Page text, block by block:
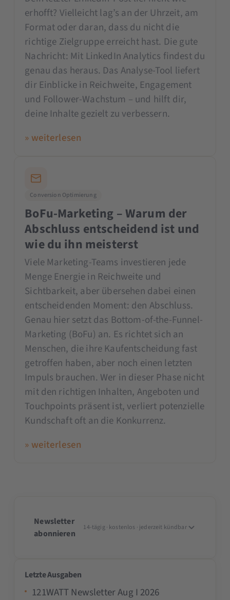
erhofft? Vielleicht lag’s an der Uhrzeit, am
Format oder daran, dass du nicht die
richtige Zielgruppe erreicht hast. Die gute
Nachricht: Mit LinkedIn Analytics findest du
genau das heraus. Das Analyse-Tool liefert
dir Einblicke in Reichweite, Engagement
und Follower-Wachstum – und hilft dir,
deine Inhalte gezielt zu verbessern.
» weiterlesen
Conversion Optimierung
BoFu-Marketing – Warum der
Abschluss entscheidend ist und
wie du ihn meisterst
Viele Marketing-Teams investieren jede
Menge Energie in Reichweite und
Sichtbarkeit, aber übersehen dabei einen
entscheidenden Moment: den Abschluss.
Genau hier setzt das Bottom-of-the-Funnel-
Marketing (BoFu) an. Es richtet sich an
Menschen, die ihre Kaufentscheidung fast
getroffen haben, aber noch einen letzten
Impuls brauchen. Wer in dieser Phase nicht
mit den richtigen Inhalten, Angeboten und
Touchpoints präsent ist, verliert potenzielle
Kundschaft oft an die Konkurrenz.
» weiterlesen
Newsletter
abonnieren
14-tägig · kostenlos · jederzeit kündbar
Letzte Ausgaben
121WATT Newsletter Aug I 2026